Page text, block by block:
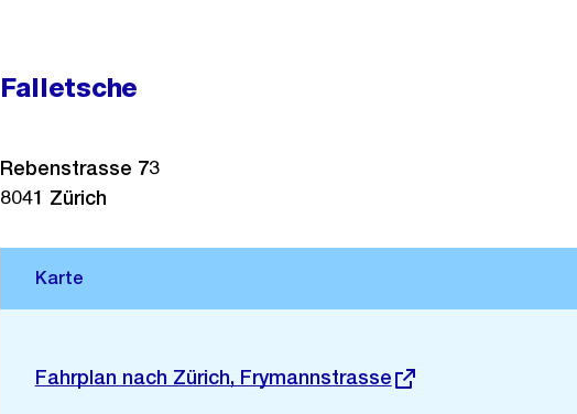
Falletsche
Externer
Fahrplan nach Zürich, Frymannstrasse
Rebenstrasse 73
8041 Zürich